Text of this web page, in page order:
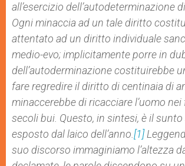
all’esercizio dell’autodeterminazione
Ogni minaccia ad un tale diritto
attentato ad un diritto individuale
medio-evo; implicitamente porre in
dell’autoderminazione costituirebbe
fare regredire il diritto di centinaia di
minaccerebbe di ricacciare l’uomo
secoli bui. Questo, in sintesi, è il
esposto dal laico dell’anno. [1]
suo discorso immaginiamo l’altezza